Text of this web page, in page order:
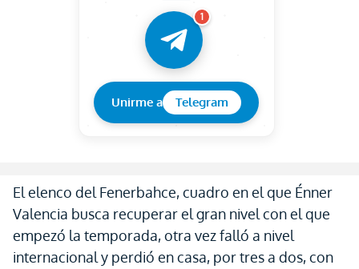
1
Unirme a Telegram
El elenco del Fenerbahce, cuadro en el que Énner
Valencia busca recuperar el gran nivel con el que
empezó la temporada, otra vez falló a nivel
internacional y perdió en casa, por tres a dos, con